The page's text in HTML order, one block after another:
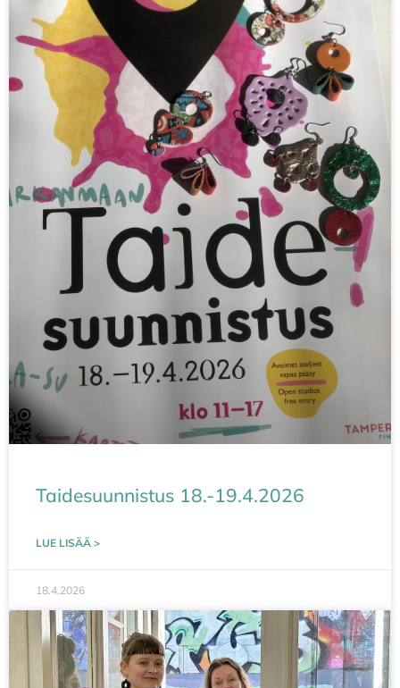
Taidesuunnistus 18.-19.4.2026
LUE LISÄÄ >
18.4.2026